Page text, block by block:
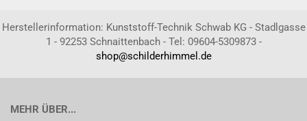
Herstellerinformation: Kunststoff-Technik Schwab KG - Stadlgasse
1 - 92253 Schnaittenbach - Tel: 09604-5309873 -
shop@schilderhimmel.de
MEHR ÜBER...